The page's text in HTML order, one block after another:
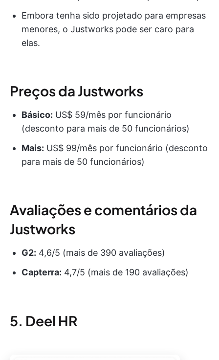
Embora tenha sido projetado para empresas
menores, o Justworks pode ser caro para
elas.
Preços da Justworks
Básico: US$ 59/mês por funcionário
(desconto para mais de 50 funcionários)
Mais: US$ 99/mês por funcionário (desconto
para mais de 50 funcionários)
Avaliações e comentários da
Justworks
G2: 4,6/5 (mais de 390 avaliações)
Capterra: 4,7/5 (mais de 190 avaliações)
5. Deel HR